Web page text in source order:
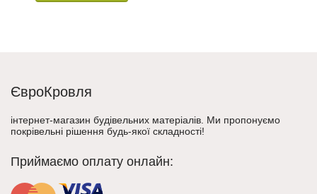
ЄвроКровля
інтернет-магазин будівельних матеріалів. Ми пропонуємо
покрівельні рішення будь-якої складності!
Приймаємо оплату онлайн: